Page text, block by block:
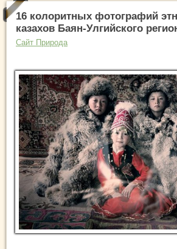
16 колоритных фотографий
казахов Баян-Улгийского
Сайт Природа